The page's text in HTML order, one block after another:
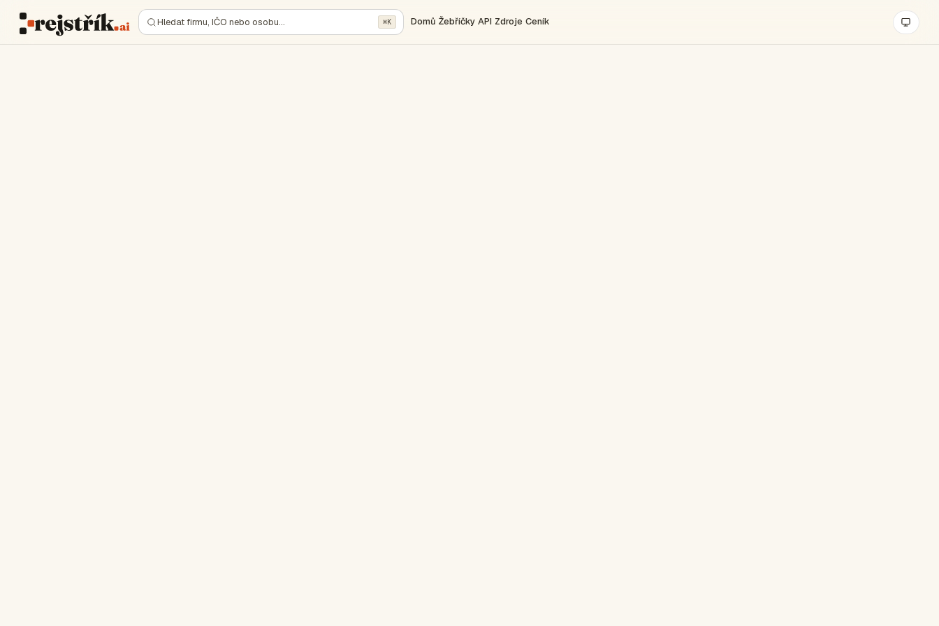
Hledat firmu, IČO nebo osobu… ⌘K Domů Žebříčky API Zdroje Ceník